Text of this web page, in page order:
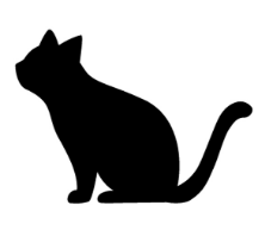
M.ロストロポー
ィチ(vc)/ ドヴォル